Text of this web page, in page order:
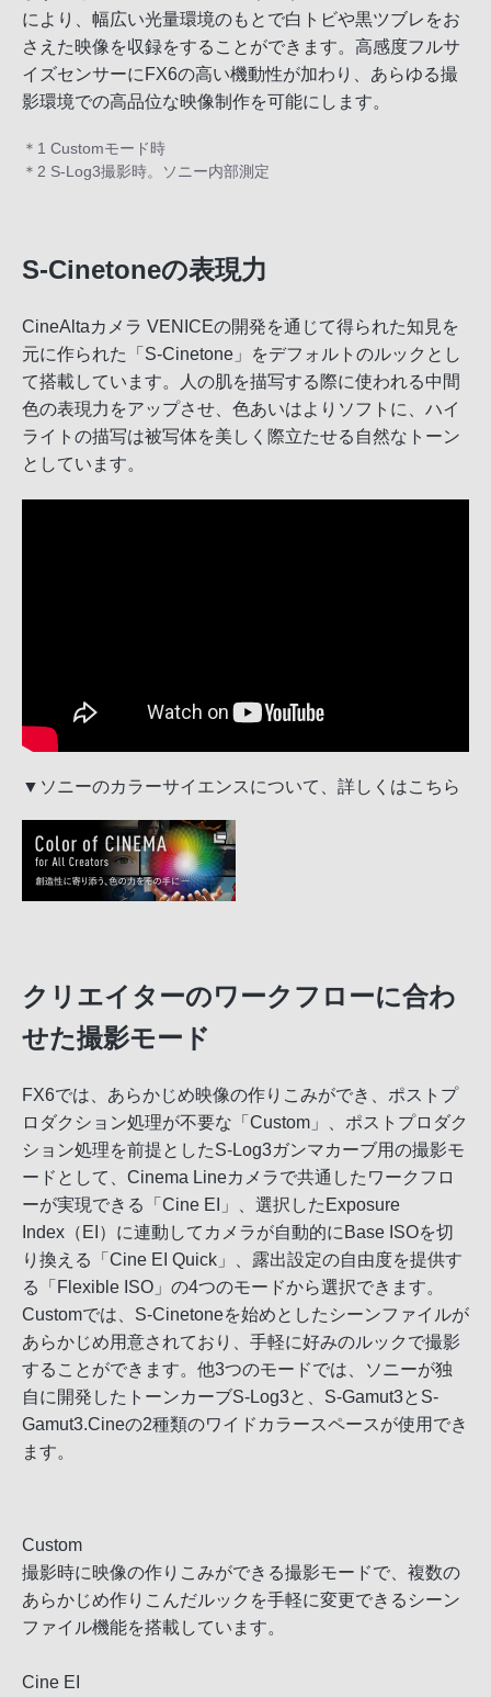
により、幅広い光量環境のもとで白トビや黒ツブレをお
さえた映像を収録をすることができます。高感度フルサ
イズセンサーにFX6の高い機動性が加わり、あらゆる撮
影環境での高品位な映像制作を可能にします。
＊1 Customモード時
＊2 S-Log3撮影時。ソニー内部測定
S-Cinetoneの表現力
CineAltaカメラ VENICEの開発を通じて得られた知見を
元に作られた「S-Cinetone」をデフォルトのルックとし
て搭載しています。人の肌を描写する際に使われる中間
色の表現力をアップさせ、色あいはよりソフトに、ハイ
ライトの描写は被写体を美しく際立たせる自然なトーン
としています。
▼ソニーのカラーサイエンスについて、詳しくはこちら
クリエイターのワークフローに合わ
せた撮影モード
FX6では、あらかじめ映像の作りこみができ、ポストプ
ロダクション処理が不要な「Custom」、ポストプロダク
ション処理を前提としたS-Log3ガンマカーブ用の撮影モ
ードとして、Cinema Lineカメラで共通したワークフロ
ーが実現できる「Cine EI」、選択したExposure
Index（EI）に連動してカメラが自動的にBase ISOを切
り換える「Cine EI Quick」、露出設定の自由度を提供す
る「Flexible ISO」の4つのモードから選択できます。
Customでは、S-Cinetoneを始めとしたシーンファイルが
あらかじめ用意されており、手軽に好みのルックで撮影
することができます。他3つのモードでは、ソニーが独
自に開発したトーンカーブS-Log3と、S-Gamut3とS-
Gamut3.Cineの2種類のワイドカラースペースが使用でき
ます。
Custom
撮影時に映像の作りこみができる撮影モードで、複数の
あらかじめ作りこんだルックを手軽に変更できるシーン
ファイル機能を搭載しています。
Cine EI